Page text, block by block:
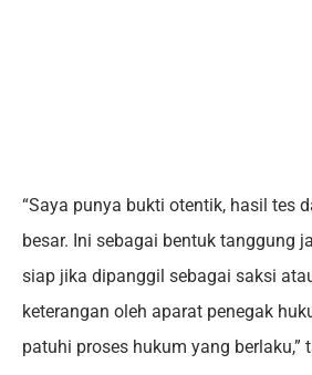
“Saya punya bukti otentik, hasil tes
besar. Ini sebagai bentuk tanggung
siap jika dipanggil sebagai saksi
keterangan oleh aparat penegak
patuhi proses hukum yang berlaku,”